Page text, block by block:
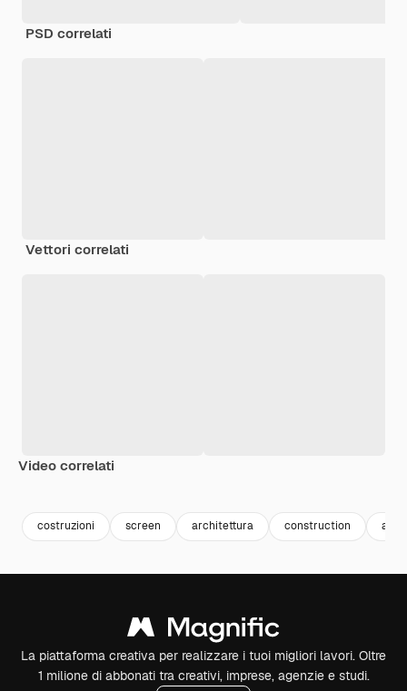
PSD correlati
Vettori correlati
Video correlati
costruzioni screen architettura construction
La piattaforma creativa per realizzare i tuoi migliori lavori. Oltre
1 milione di abbonati tra creativi, imprese, agenzie e studi.